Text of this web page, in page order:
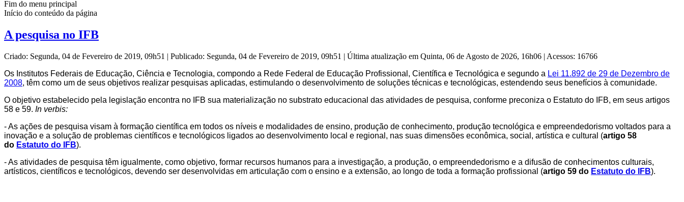
Fim do menu principal
Início do conteúdo da página
A pesquisa no IFB
Criado: Segunda, 04 de Fevereiro de 2019, 09h51 | Publicado: Segunda, 04 de Fevereiro de 2019, 09h51 | Última atualização em Quinta, 06 de Agosto de 2026, 16h06 | Acessos: 16766
Os Institutos Federais de Educação, Ciência e Tecnologia, compondo a Rede Federal de Educação Profissional, Científica e Tecnológica e segundo a Lei 11.892 de 29 de Dezembro de
2008, têm como um de seus objetivos realizar pesquisas aplicadas, estimulando o desenvolvimento de soluções técnicas e tecnológicas, estendendo seus benefícios à comunidade.
O objetivo estabelecido pela legislação encontra no IFB sua materialização no substrato educacional das atividades de pesquisa, conforme preconiza o Estatuto do IFB, em seus artigos
58 e 59. In verbis:
- As ações de pesquisa visam à formação científica em todos os níveis e modalidades de ensino, produção de conhecimento, produção tecnológica e empreendedorismo voltados para a
inovação e a solução de problemas científicos e tecnológicos ligados ao desenvolvimento local e regional, nas suas dimensões econômica, social, artística e cultural (artigo 58
do Estatuto do IFB).
- As atividades de pesquisa têm igualmente, como objetivo, formar recursos humanos para a investigação, a produção, o empreendedorismo e a difusão de conhecimentos culturais,
artísticos, científicos e tecnológicos, devendo ser desenvolvidas em articulação com o ensino e a extensão, ao longo de toda a formação profissional (artigo 59 do Estatuto do IFB).